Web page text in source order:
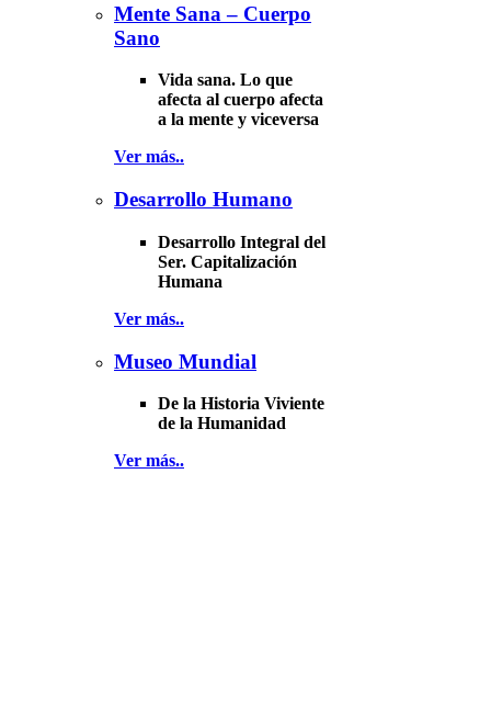
Mente Sana – Cuerpo
Sano
Vida sana. Lo que
afecta al cuerpo afecta
a la mente y viceversa
Ver más..
Desarrollo Humano
Desarrollo Integral del
Ser. Capitalización
Humana
Ver más..
Museo Mundial
De la Historia Viviente
de la Humanidad
Ver más..